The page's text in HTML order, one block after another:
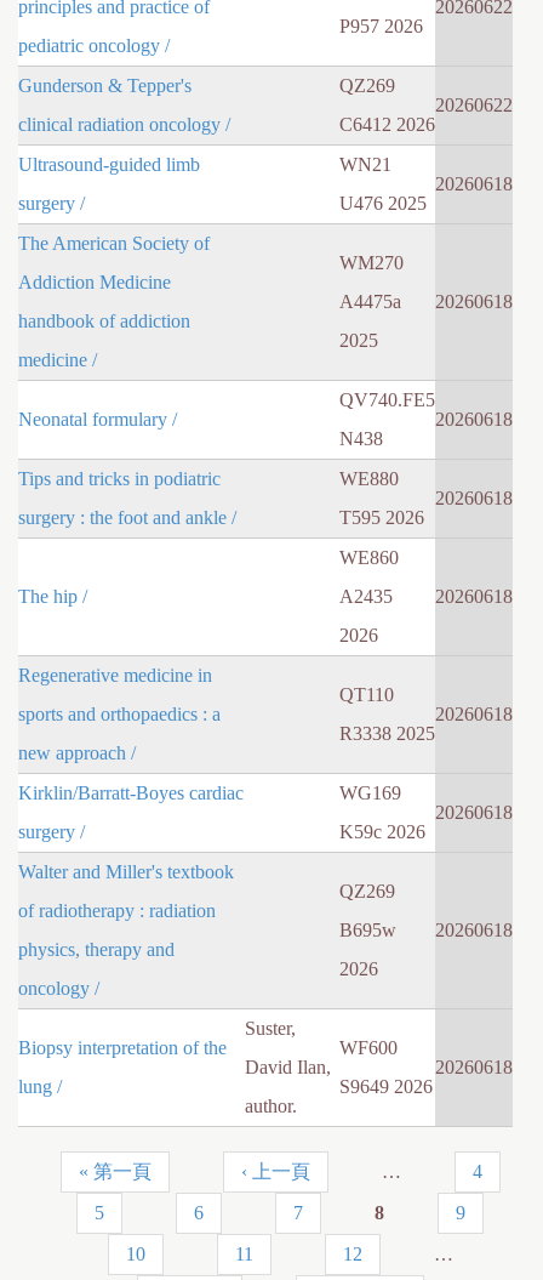
principles and practice of
pediatric oncology /
P957 2026
20260622
Gunderson & Tepper's
clinical radiation oncology /
QZ269
C6412 2026
20260622
Ultrasound-guided limb
surgery /
WN21
U476 2025
20260618
The American Society of
Addiction Medicine
handbook of addiction
medicine /
WM270
A4475a
2025
20260618
Neonatal formulary /
QV740.FE5
N438
20260618
Tips and tricks in podiatric
surgery : the foot and ankle /
WE880
T595 2026
20260618
The hip /
WE860
A2435
2026
20260618
Regenerative medicine in
sports and orthopaedics : a
new approach /
QT110
R3338 2025
20260618
Kirklin/Barratt-Boyes cardiac
surgery /
WG169
K59c 2026
20260618
Walter and Miller's textbook
of radiotherapy : radiation
physics, therapy and
oncology /
QZ269
B695w
2026
20260618
Biopsy interpretation of the
lung /
Suster,
David Ilan,
author.
WF600
S9649 2026
20260618
« 第一頁 ‹ 上一頁 …
4
5
6 7 8
9
10
11 12
…